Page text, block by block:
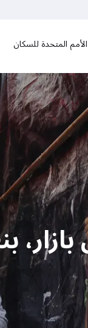
المتحدة للسكان